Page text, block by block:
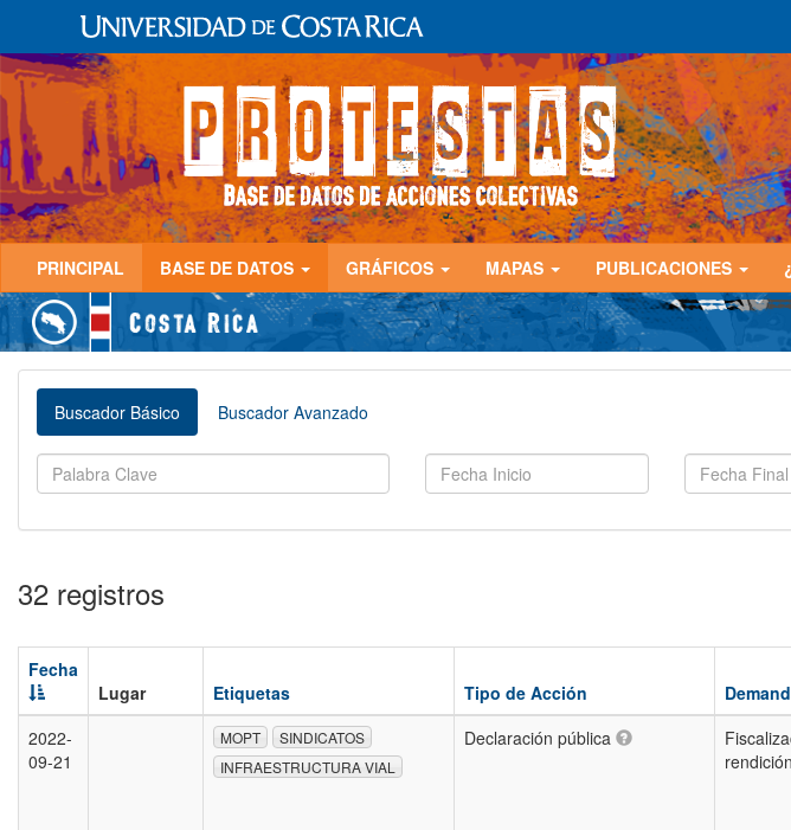
PRINCIPAL BASE DE DATOS GRÁFICOS MAPAS PUBLICACIONES
Buscador Básico Buscador Avanzado
32 registros
Fecha
Lugar
Etiquetas Tipo de Acción
2022-
09-21
MOPT
SINDICATOS
INFRAESTRUCTURA VIAL
Declaración pública